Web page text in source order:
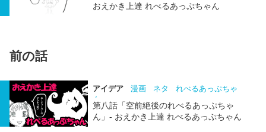
おえかき上達 れべるあっぷちゃん
前の話
アイデア 漫画 ネタ
れべるあっぷちゃ
ん
第八話「空前絶後のれべるあっぷちゃ
ん」- おえかき上達 れべるあっぷちゃん